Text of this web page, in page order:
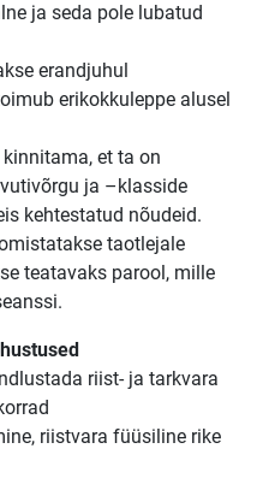
ja seda pole lubatud
erandjuhul
erikokkuleppe alusel
et ta on
ja –klasside
kehtestatud nõudeid.
taotlejale
teatavaks parool, mille
riist- ja tarkvara
riistvara füüsiline rike